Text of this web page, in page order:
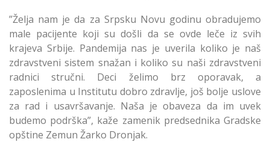
”Želja nam je da za Srpsku Novu godinu obradujemo
male pacijente koji su došli da se ovde leče iz svih
krajeva Srbije. Pandemija nas je uverila koliko je naš
zdravstveni sistem snažan i koliko su naši zdravstveni
radnici stručni. Deci želimo brz oporavak, a
zaposlenima u Institutu dobro zdravlje, još bolje uslove
za rad i usavršavanje. Naša je obaveza da im uvek
budemo podrška”, kaže zamenik predsednika Gradske
opštine Zemun Žarko Dronjak.